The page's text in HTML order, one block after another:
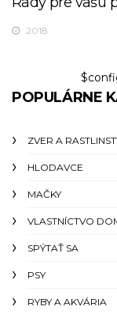
2018
POPULÁRNE
ZVER A
HLODAVCE
MAČKY
VLASTNÍCTVO
SPÝTAŤ SA
PSY
RYBY A AKVÁRIA